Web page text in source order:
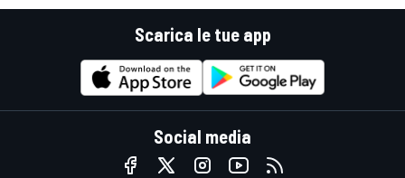
Scarica le tue app
Social media